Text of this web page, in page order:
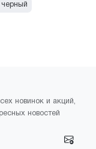
черный
синий
бирюзовый
новинок и акций,
новостей